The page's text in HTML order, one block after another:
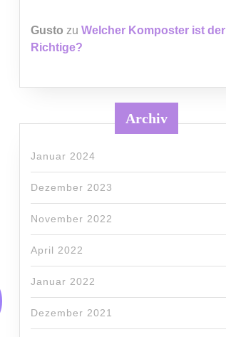
Gusto zu Welcher Komposter ist der
Richtige?
Archiv
Januar 2024
Dezember 2023
November 2022
April 2022
Januar 2022
Dezember 2021